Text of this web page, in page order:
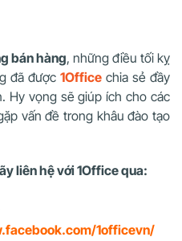
bán hàng, những điều tối kỵ
đã được 1Office chia sẻ đầy
Hy vọng sẽ giúp ích cho các
vấn đề trong khâu đào tạo
liên hệ với 1Office qua:
1officevn/